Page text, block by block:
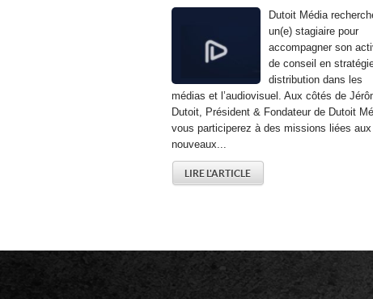
Dutoit Média
un(e) stagiaire pour
accompagner son
de conseil en
distribution dans les
médias et l’audiovisuel. Aux côtés de
Dutoit, Président & Fondateur de Dutoit
vous participerez à des missions liées aux
nouveaux...
LIRE L'ARTICLE